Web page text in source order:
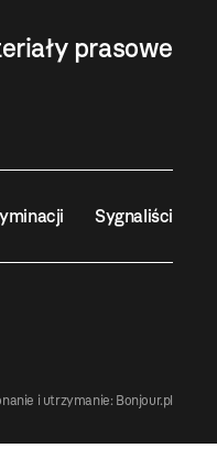
prasowe
Sygnaliści
i utrzymanie: Bonjour.pl